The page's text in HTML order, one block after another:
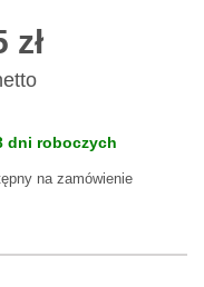
zł
dni roboczych
na zamówienie